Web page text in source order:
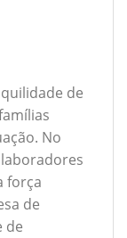
de
No
força
de
de